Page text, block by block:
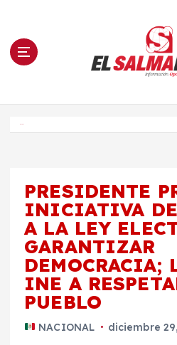
n El Salmantino -
PRESIDENTE
INICIATIVA DE
A LA LEY
GARANTIZAR
DEMOCRACIA;
INE A
PUEBLO
NACIONAL diciembre